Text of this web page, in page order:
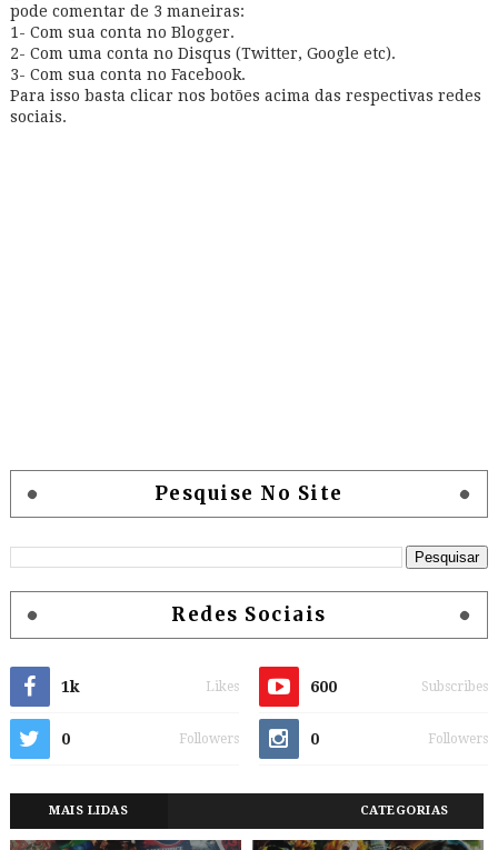
pode comentar de 3 maneiras:
1- Com sua conta no Blogger.
2- Com uma conta no Disqus (Twitter, Google etc).
3- Com sua conta no Facebook.
Para isso basta clicar nos botões acima das respectivas redes
sociais.
Pesquise No Site
Redes Sociais
1k Likes 600 Subscribes
0 Followers 0 Followers
MAIS LIDAS CATEGORIAS